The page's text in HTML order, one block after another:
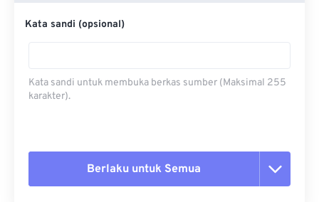
Kata sandi (opsional)
Kata sandi untuk membuka berkas sumber (Maksimal 255
karakter).
Berlaku untuk Semua